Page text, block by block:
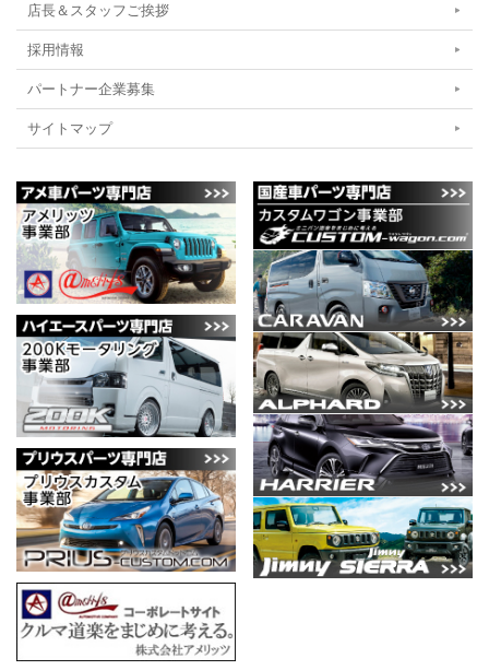
店長＆スタッフご挨拶
採用情報
パートナー企業募集
サイトマップ